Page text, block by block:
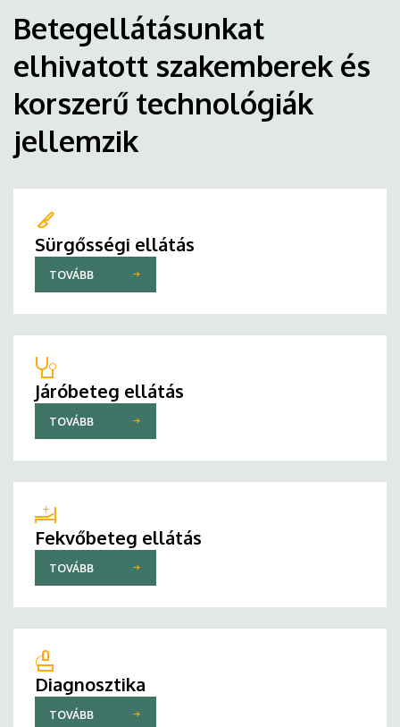
Betegellátásunkat
elhivatott szakemberek és
korszerű technológiák
jellemzik
Sürgősségi ellátás
TOVÁBB
Járóbeteg ellátás
TOVÁBB
Fekvőbeteg ellátás
TOVÁBB
Diagnosztika
TOVÁBB